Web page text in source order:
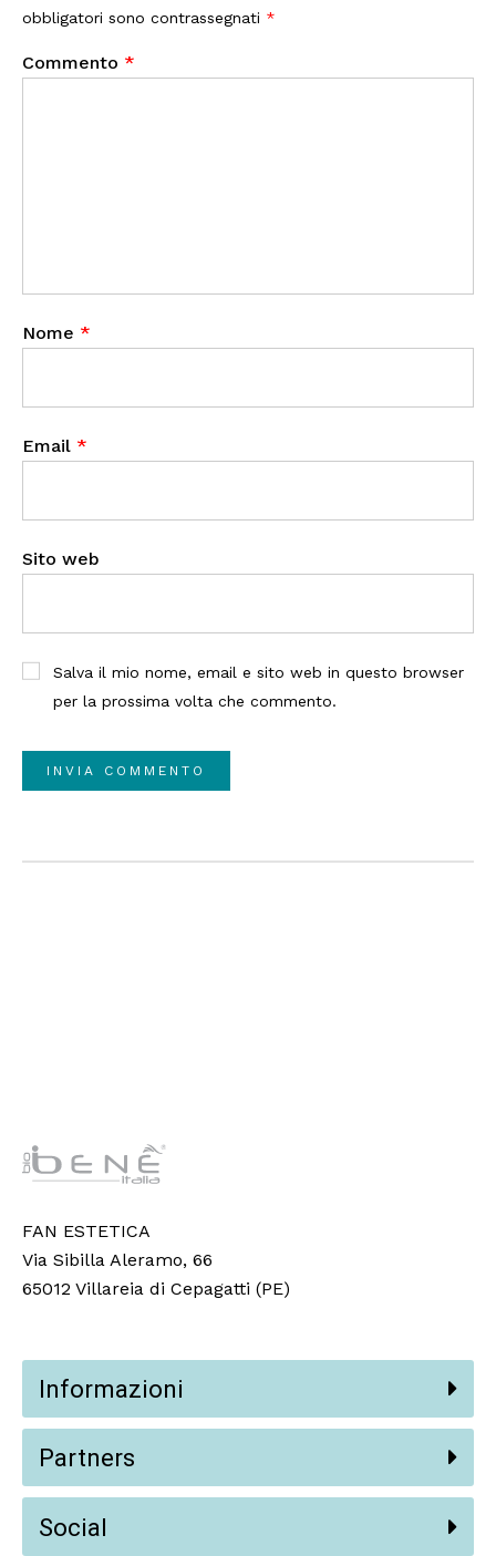
obbligatori sono contrassegnati *
Commento *
Nome *
Email *
Sito web
Salva il mio nome, email e sito web in questo browser
per la prossima volta che commento.
FAN ESTETICA
Via Sibilla Aleramo, 66
65012 Villareia di Cepagatti (PE)
Informazioni
Partners
Social